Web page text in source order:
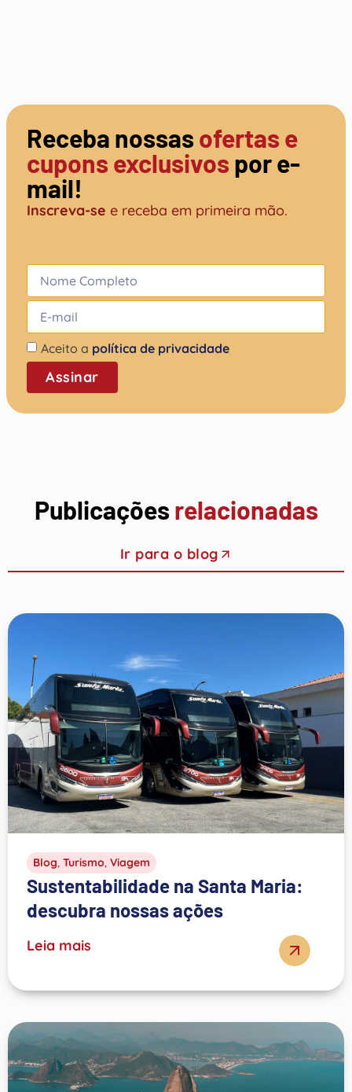
Receba nossas ofertas e
cupons exclusivos por e-
mail!
Inscreva-se e receba em primeira mão.
Aceito a política de privacidade
Assinar
Publicaçõesrelacionadas
Ir para o blog
Blog, Turismo, Viagem
Sustentabilidade na Santa Maria:
descubra nossas ações
Leia mais